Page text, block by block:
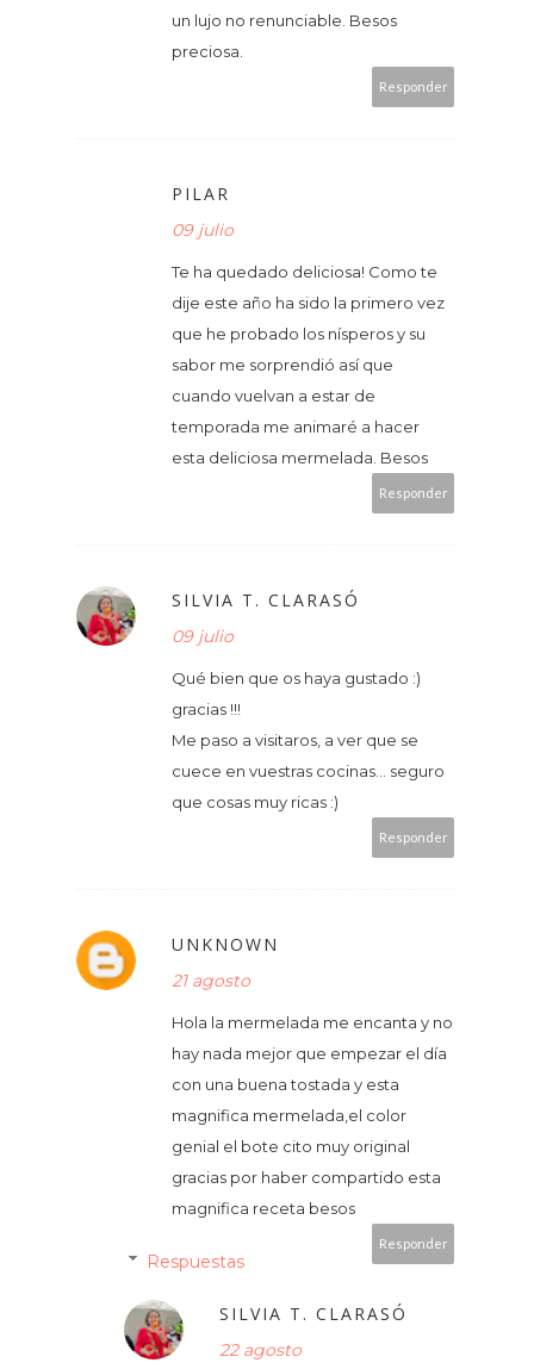
un lujo no renunciable. Besos
preciosa.
Responder
PILAR
09 julio
Te ha quedado deliciosa! Como te
dije este año ha sido la primero vez
que he probado los nísperos y su
sabor me sorprendió así que
cuando vuelvan a estar de
temporada me animaré a hacer
esta deliciosa mermelada. Besos
Responder
SILVIA T. CLARASÓ
09 julio
Qué bien que os haya gustado :)
gracias !!!
Me paso a visitaros, a ver que se
cuece en vuestras cocinas... seguro
que cosas muy ricas :)
Responder
UNKNOWN
21 agosto
Hola la mermelada me encanta y no
hay nada mejor que empezar el día
con una buena tostada y esta
magnifica mermelada,el color
genial el bote cito muy original
gracias por haber compartido esta
magnifica receta besos
Responder
Respuestas
SILVIA T. CLARASÓ
22 agosto